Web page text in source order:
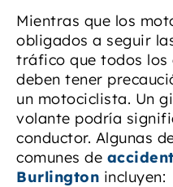
Mientras que los
obligados a seguir
tráfico que todos los
deben tener
un motociclista. Un
volante podría
conductor. Algunas
comunes de
Burlington incluyen: